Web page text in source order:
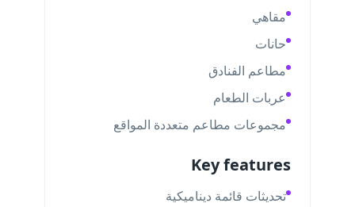
مقاهي
حانات
مطاعم الفنادق
عربات الطعام
مجموعات مطاعم متعددة المواقع
Key features
تحديثات قائمة ديناميكية